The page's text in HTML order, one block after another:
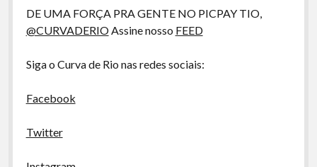
Papo Tranqueira
Especiais
Preliminares
DE UMA FORÇA PRA GENTE NO PICPAY TIO,
@CURVADERIOAssine nosso FEED
Siga o Curva de Rio nas redes sociais:
Facebook
Twitter